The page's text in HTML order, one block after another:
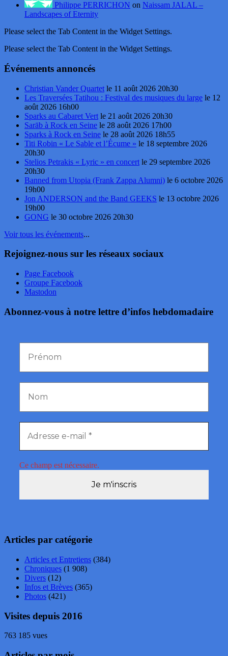
Philippe PERRICHON on Naissam JALAL –
Landscapes of Eternity
Please select the Tab Content in the Widget Settings.
Please select the Tab Content in the Widget Settings.
Événements annoncés
Christian Vander Quartet le 11 août 2026 20h30
Les Traversées Tatihou : Festival des musiques du large le 12
août 2026 16h00
Sparks au Cabaret Vert le 21 août 2026 20h30
Sarāb à Rock en Seine le 28 août 2026 17h00
Sparks à Rock en Seine le 28 août 2026 18h55
Titi Robin « Le Sable et l’Écume » le 18 septembre 2026
20h30
Stelios Petrakis « Lyric » en concert le 29 septembre 2026
20h30
Banned from Utopia (Frank Zappa Alumni) le 6 octobre 2026
19h00
Jon ANDERSON and the Band GEEKS le 13 octobre 2026
19h00
GONG le 30 octobre 2026 20h30
Voir tous les événements...
Rejoignez-nous sur les réseaux sociaux
Page Facebook
Groupe Facebook
Mastodon
Abonnez-vous à notre lettre d’infos hebdomadaire
Ce champ est nécessaire.
Articles par catégorie
Articles et Entretiens (384)
Chroniques (1 908)
Divers (12)
Infos et Brèves (365)
Photos (421)
Visites depuis 2016
763 185 vues